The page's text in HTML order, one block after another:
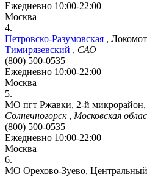
Ежедневно 10:00-22:00
Москва
4.
Петровско-Разумовская ,
Тимирязевский , САО
(800) 500-0535
Ежедневно 10:00-22:00
Москва
5.
МО пгт Ржавки, 2-й микрорайон,
Солнечногорск, Московская
(800) 500-0535
Ежедневно 10:00-22:00
Москва
6.
МО Орехово-Зуево, Центральный